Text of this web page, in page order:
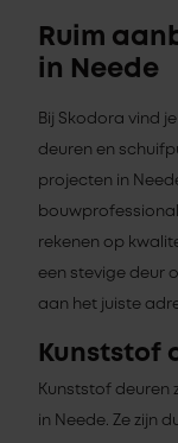
Ruim
in Neede
Bij Skodora vind
deuren en
projecten in
rekenen op
een stevige deur
aan het juiste
Kunststof
Kunststof deuren
in Neede. Ze zijn